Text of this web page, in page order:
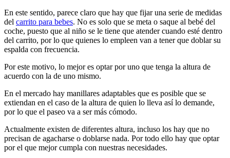
En este sentido, parece claro que hay que fijar una serie de medidas
del carrito para bebes. No es solo que se meta o saque al bebé del
coche, puesto que al niño se le tiene que atender cuando esté dentro
del carrito, por lo que quienes lo empleen van a tener que doblar su
espalda con frecuencia.
Por este motivo, lo mejor es optar por uno que tenga la altura de
acuerdo con la de uno mismo.
En el mercado hay manillares adaptables que es posible que se
extiendan en el caso de la altura de quien lo lleva así lo demande,
por lo que el paseo va a ser más cómodo.
Actualmente existen de diferentes altura, incluso los hay que no
precisan de agacharse o doblarse nada. Por todo ello hay que optar
por el que mejor cumpla con nuestras necesidades.